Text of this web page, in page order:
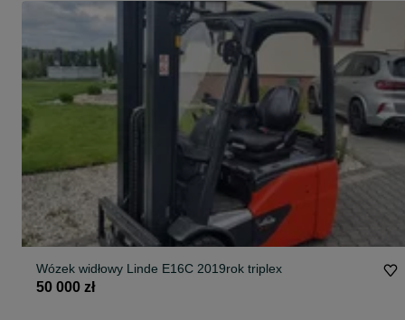
Wózek widłowy Linde E16C 2019rok triplex
50 000 zł